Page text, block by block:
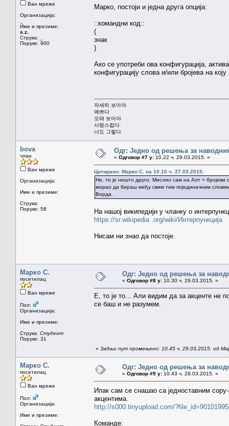
Ван мреже
Организација:
Име и презиме:
s.z.
Струка:
Поруке: 900
Марко, постоји и једна друга опција:
::командни код::
(
знак
)
Ако се употреби ова конфигурација,
конфигурацију слова и/или бројева на
자세히 보아야
예쁘다
오래 보아야
사랑스럽다
너도 그렇다
bova
члан
Ван мреже
Организација:
Име и презиме:
Струка:
Поруке: 58
Одг: Једно од решења за
« Одговор #7 у: 10.22 ч. 29.03.2015. »
Цитирано: Марко С. на 10.10 ч. 27.03.2015.
Не, то је нешто друго. Мислио сам на Алт + бројеви
морао да бираш међу свим тим појединачним
Ворда.
На нашој википедији у чланку о
https://sr.wikipedia .org/wiki/Интерпункција
Нисам ни знао да постоје.
Марко С.
посетилац
Ван мреже
Пол:
Организација:
Име и презиме:
Струка: Студент
Поруке: 31
Одг: Једно од решења за
« Одговор #8 у: 10.30 ч. 29.03.2015. »
Е, то је то... Али видим да за акценте не
се баш и не разумем.
« Задњи пут промењено: 10.45 ч. 29.03.2015. од
Марко С.
посетилац
Ван мреже
Пол:
Организација:
Име и презиме:
Одг: Једно од решења за
« Одговор #9 у: 10.43 ч. 29.03.2015. »
Ипак сам се снашао са једноставним
акцентима.
http://s000.tinyupload.com/
Команде: